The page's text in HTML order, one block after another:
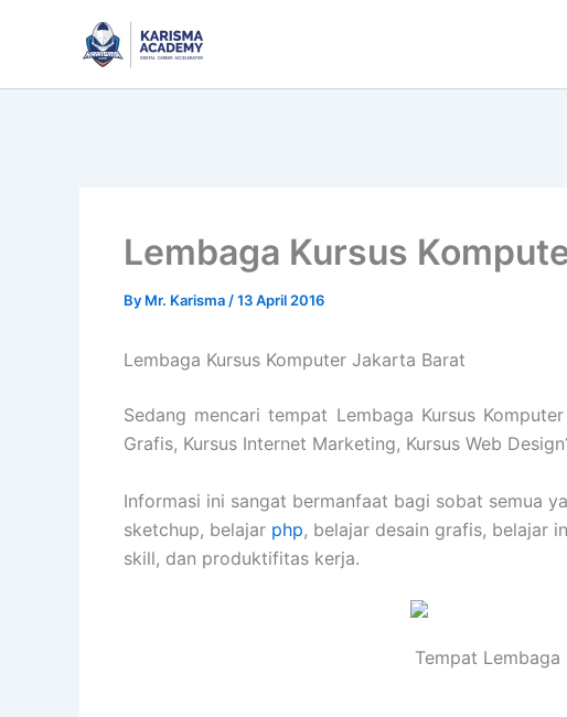
Lembaga Kursus
By Mr. Karisma /13 April 2016
Lembaga Kursus Komputer Jakarta Barat
Sedang mencari tempat Lembaga Kursus
Grafis, Kursus Internet Marketing, Kursus Web
Informasi ini sangat bermanfaat bagi sobat semua
sketchup, belajar php, belajar desain grafis, belajar
skill, dan produktifitas kerja.
Tempat Lembaga